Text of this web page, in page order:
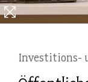
Investitions-